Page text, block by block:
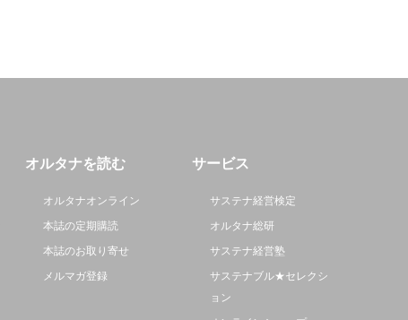
オルタナを読む
オルタナオンライン
本誌の定期購読
本誌のお取り寄せ
メルマガ登録
サービス
サステナ経営検定
オルタナ総研
サステナ経営塾
サステナブル★セレクシ
ョン